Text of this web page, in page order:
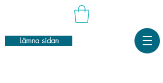
Lämna sidan